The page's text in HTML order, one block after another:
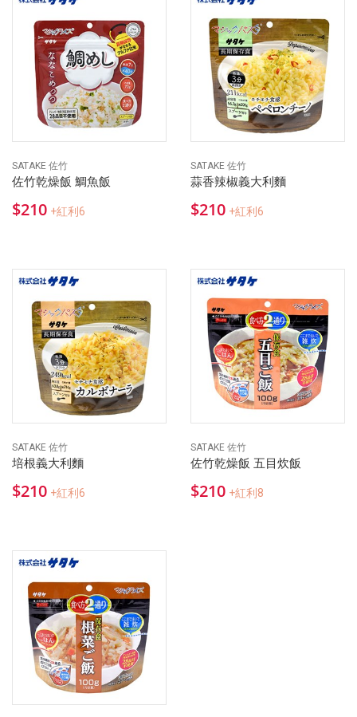
SATAKE 佐竹
佐竹乾燥飯 鯛魚飯
$210 +紅利6
SATAKE 佐竹
蒜香辣椒義大利麵
$210 +紅利6
SATAKE 佐竹
培根義大利麵
$210 +紅利6
SATAKE 佐竹
佐竹乾燥飯 五目炊飯
$210 +紅利8